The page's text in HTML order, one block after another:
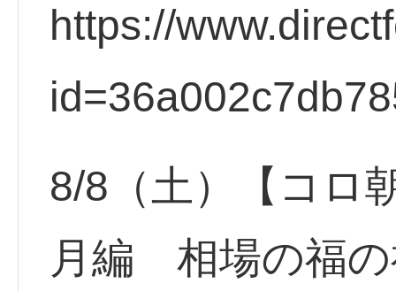
https://
8/8（土）【コ
月編 相場の福の